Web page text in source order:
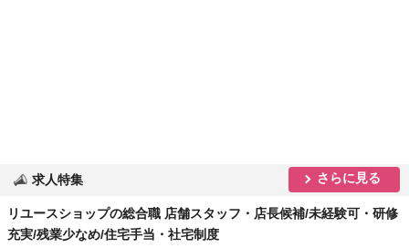
求人特集 さらに見る
リユースショップの総合職 店舗スタッフ・店長候補/未経験可・研修
充実/残業少なめ/住宅手当・社宅制度